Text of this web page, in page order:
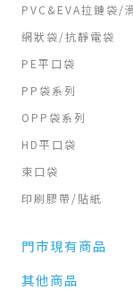
PVC&EVA拉鏈袋/
網狀袋/抗靜電袋
PE平口袋
PP袋系列
OPP袋系列
HD平口袋
束口袋
印刷膠帶/貼紙
門市現有商品
其他商品